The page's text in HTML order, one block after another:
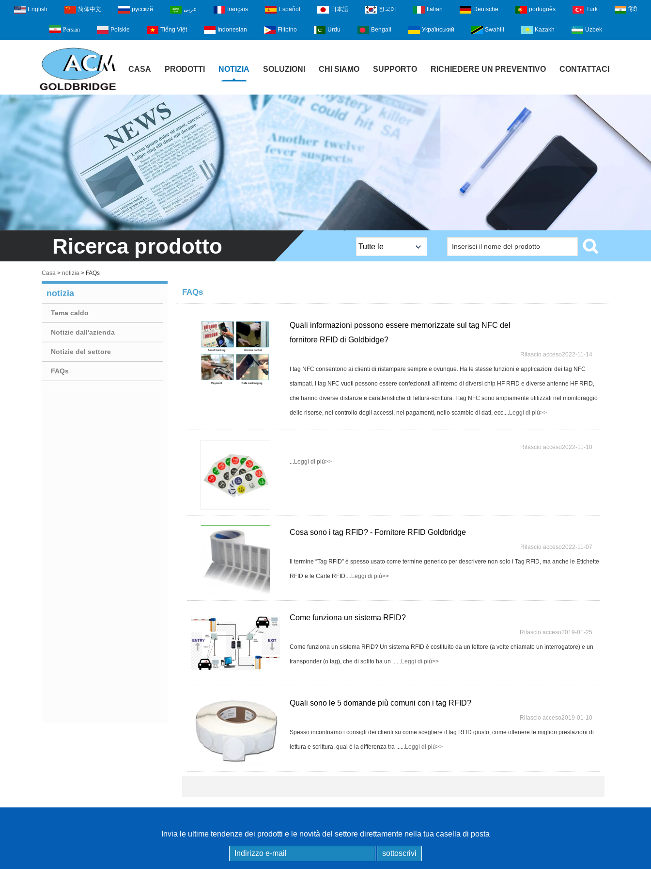
English 简体中文 русский عربى français Español 日本語 한국어 Italian Deutsche português Türk हिंदी
Persian Polskie Tiếng Việt Indonesian Filipino Urdu Bengali Український Swahili Kazakh Uzbek
CASA PRODOTTI NOTIZIA SOLUZIONI CHI SIAMO SUPPORTO RICHIEDERE UN PREVENTIVO CONTATTACI
Ricerca prodotto Tutte le
Serratura per porta
Controllo di accesso
Sensori di allarme
Seleziona Prodotti
Prodotti di vendita
Carta RFID/Tag
portachiavi RFID
Etichetta
Tag RFID / Tag UHF
Lettore
Controller di
accesso autonomo
Casa > notizia > FAQs
notizia
Tema caldo
Notizie dall'azienda
Notizie del settore
FAQs
FAQs
Quali informazioni possono essere memorizzate sul tag NFC del
fornitore RFID di Goldbidge?
Rilascio acceso2022-11-14
I tag NFC consentono ai clienti di ristampare sempre e ovunque. Ha le stesse funzioni e applicazioni dei tag NFC
stampati. I tag NFC vuoti possono essere confezionati all'interno di diversi chip HF RFID e diverse antenne HF RFID,
che hanno diverse distanze e caratteristiche di lettura-scrittura. I tag NFC sono ampiamente utilizzati nel monitoraggio
delle risorse, nel controllo degli accessi, nei pagamenti, nello scambio di dati, ecc....Leggi di più>>
Rilascio acceso2022-11-10
...Leggi di più>>
Cosa sono i tag RFID? - Fornitore RFID Goldbridge
Rilascio acceso2022-11-07
Il termine “Tag RFID” è spesso usato come termine generico per descrivere non solo i Tag RFID, ma anche le Etichette
RFID e le Carte RFID....Leggi di più>>
Come funziona un sistema RFID?
Rilascio acceso2019-01-25
Come funziona un sistema RFID? Un sistema RFID è costituito da un lettore (a volte chiamato un interrogatore) e un
transponder (o tag), che di solito ha un ......Leggi di più>>
Quali sono le 5 domande più comuni con i tag RFID?
Rilascio acceso2019-01-10
Spesso incontriamo i consigli dei clienti su come scegliere il tag RFID giusto, come ottenere le migliori prestazioni di
lettura e scrittura, qual è la differenza tra ......Leggi di più>>
Invia le ultime tendenze dei prodotti e le novità del settore direttamente nella tua casella di posta